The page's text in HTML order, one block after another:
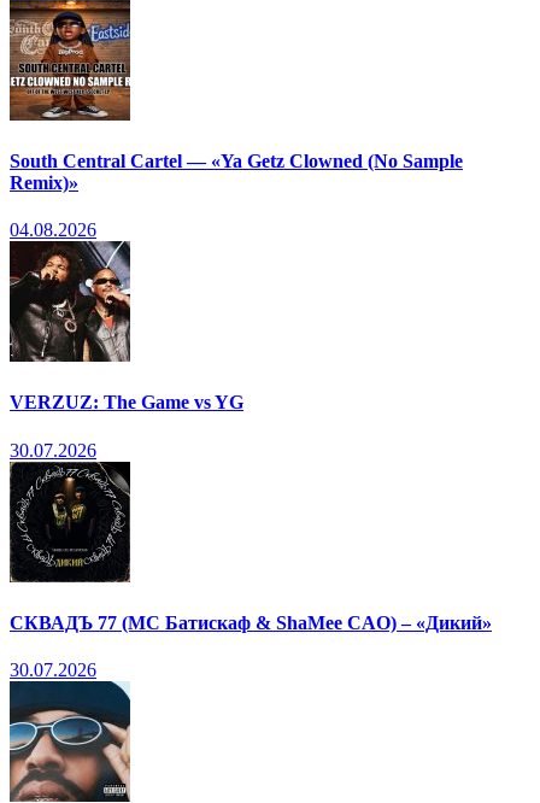
South Central Cartel — «Ya Getz Clowned (No Sample
Remix)»
04.08.2026
VERZUZ: The Game vs YG
30.07.2026
СКВАДЪ 77 (МС Батискаф & ShaMee CAO) – «Дикий»
30.07.2026